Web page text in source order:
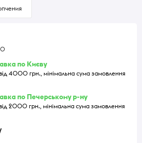
по Києву
4000 грн., мінімальна сума замовлення
по Печерському р-ну
2000 грн., мінімальна сума замовлення